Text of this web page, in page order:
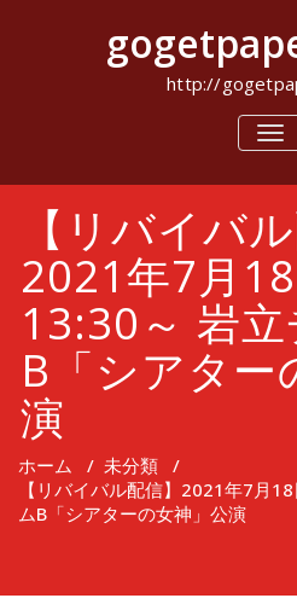
キ
http://
ナ
ビ
シ
ョ
ン
を
切
り
替
え
【リバイバル
2021年7月18
13:30～ 岩
B「シアター
演
ホーム / 未分類 /
【リバイバル配信】2021年7月
ムB「シアターの女神」公演